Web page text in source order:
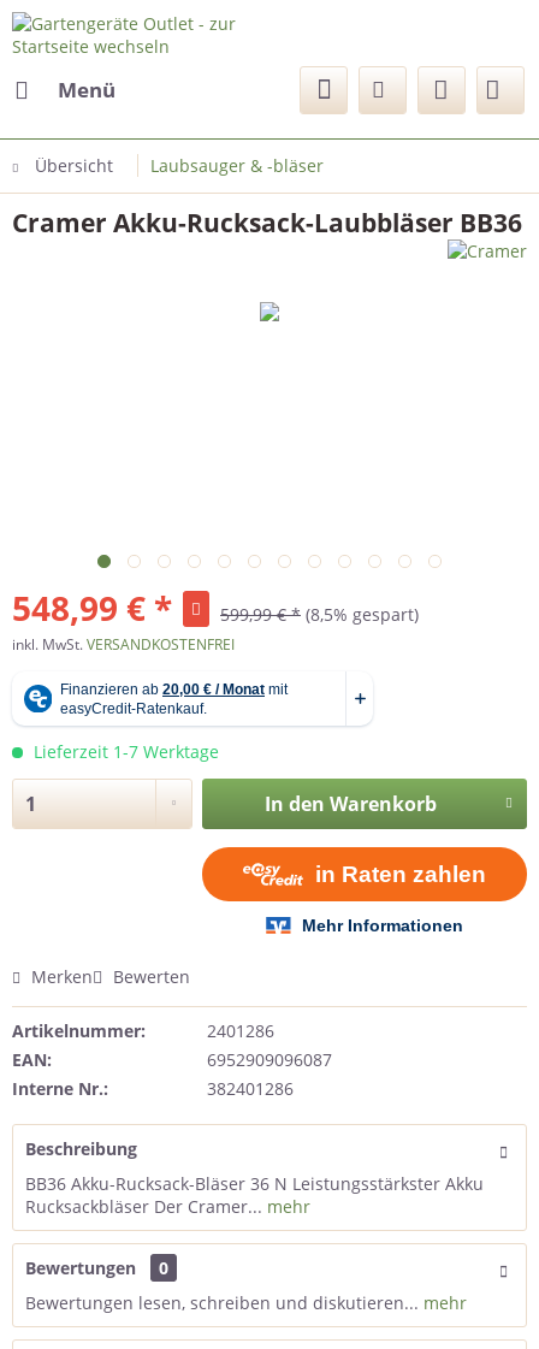
Menü
Übersicht Laubsauger & -bläser
Cramer Akku-Rucksack-Laubbläser BB36
548,99 € * 599,99 € * (8,5% gespart)
inkl. MwSt.VERSANDKOSTENFREI
Lieferzeit 1-7 Werktage
In den Warenkorb
Merken Bewerten
Artikelnummer:
2401286
EAN:
6952909096087
Interne Nr.:
382401286
Beschreibung
BB36 Akku-Rucksack-Bläser 36 N Leistungsstärkster Akku
Rucksackbläser Der Cramer... mehr
Bewertungen
0
Bewertungen lesen, schreiben und diskutieren... mehr